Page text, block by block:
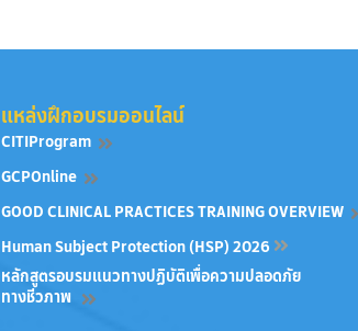
แหล่งฝึกอบรมออนไลน์
CITIProgram
GCPOnline
GOOD CLINICAL PRACTICES TRAINING OVERVIEW
Human Subject Protection (HSP) 2026
หลักสูตรอบรมแนวทางปฏิบัติเพื่อความปลอดภัย
ทางชีวภาพ